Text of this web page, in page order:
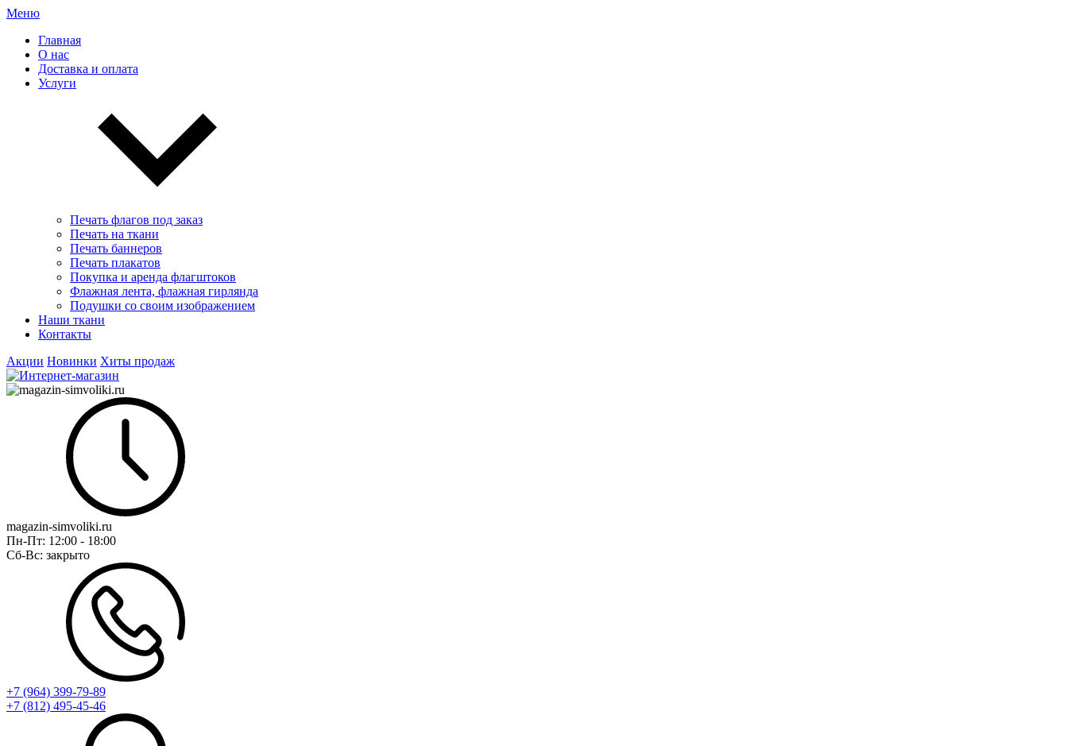
Меню
Главная
О нас
Доставка и оплата
Услуги
Печать флагов под заказ
Печать на ткани
Печать баннеров
Печать плакатов
Покупка и аренда флагштоков
Флажная лента, флажная гирлянда
Подушки со своим изображением
Наши ткани
Контакты
Акции Новинки Хиты продаж
magazin-simvoliki.ru
Пн-Пт: 12:00 - 18:00
Сб-Вс: закрыто
+7 (964) 399-79-89
+7 (812) 495-45-46